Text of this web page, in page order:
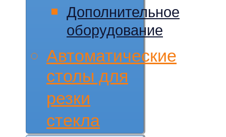
Дополнительное
оборудование
Автоматические
столы для
резки
стекла